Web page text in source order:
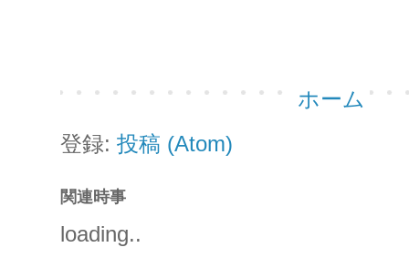
ホーム
登録: 投稿 (Atom)
関連時事
loading..